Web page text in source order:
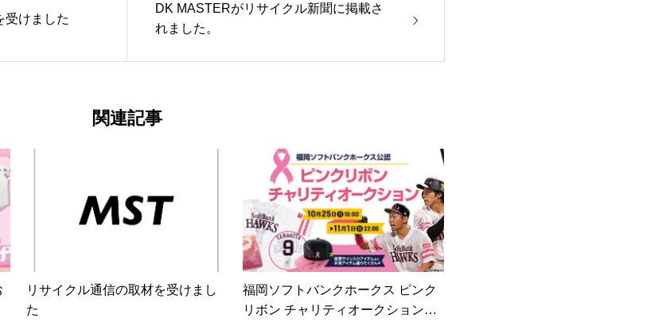
受けました
DK MASTERがリサイクル新聞に掲載さ
れました。
関連記事
リサイクル通信の取材を受けまし
た
福岡ソフトバンクホークス ピンク
リボン チャリティオークション（2